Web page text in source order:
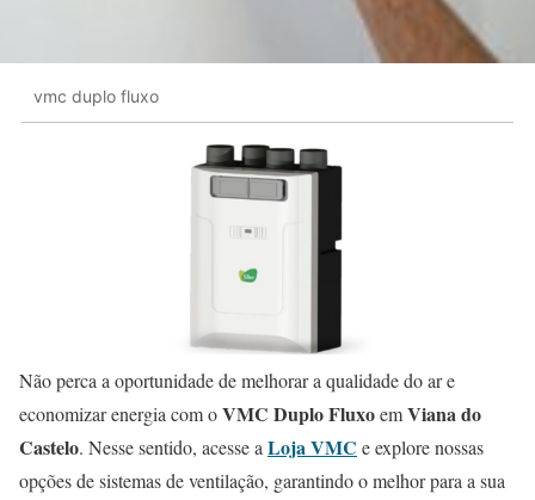
vmc duplo fluxo
Não perca a oportunidade de melhorar a qualidade do ar e
economizar energia com oVMC Duplo FluxoemViana do
Castelo. Nesse sentido, acesse a Loja VMC e explore nossas
opções de sistemas de ventilação, garantindo o melhor para a sua